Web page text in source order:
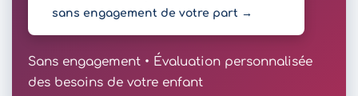
sans engagement de votre part →
Sans engagement • Évaluation personnalisée
des besoins de votre enfant